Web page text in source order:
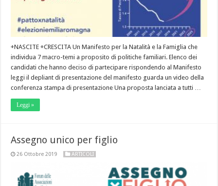
+NASCITE +CRESCITA Un Manifesto per la Natalità e la Famiglia che
individua 7 macro-temi a proposito di politiche familiari. Elenco dei
candidati che hanno deciso di partecipare rispondendo al Manifesto
leggi il depliant di presentazione del manifesto guarda un video della
conferenza stampa di presentazione Una proposta lanciata a tutti …
Leggi »
Assegno unico per figlio
26 Ottobre 2019 ARTICOLI